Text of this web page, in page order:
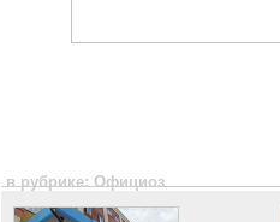
в рубрике: Официоз